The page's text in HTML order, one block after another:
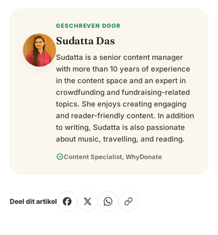
GESCHREVEN DOOR
Sudatta Das
Sudatta is a senior content manager
with more than 10 years of experience
in the content space and an expert in
crowdfunding and fundraising-related
topics. She enjoys creating engaging
and reader-friendly content. In addition
to writing, Sudatta is also passionate
about music, travelling, and reading.
verifiedContent Specialist, WhyDonate
Deel dit artikel